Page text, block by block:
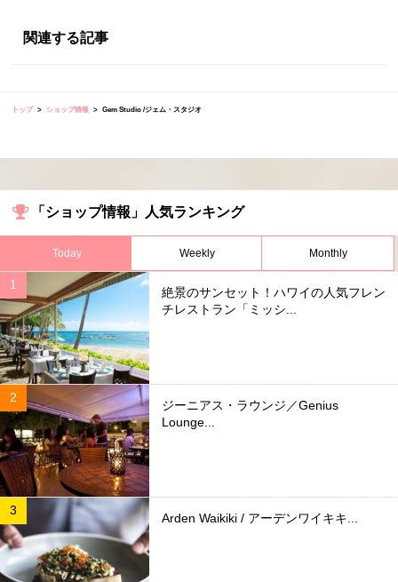
関連する記事
トップ ショップ情報 Gem Studio /ジェム・スタジオ
「ショップ情報」人気ランキング
Today Weekly Monthly
絶景のサンセット！ハワイの人気フレン
チレストラン「ミッシ...
ジーニアス・ラウンジ／Genius
Lounge...
Arden Waikiki / アーデンワイキキ...